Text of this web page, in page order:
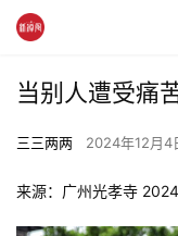
当别人遭受痛
三三两两 2024年12月4
来源：广州光孝寺